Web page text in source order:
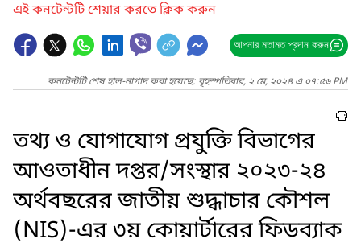
এই কনটেন্টটি শেয়ার করতে ক্লিক করুন
আপনার মতামত প্রদান করুন
কনটেন্টটি শেষ হাল-নাগাদ করা হয়েছে: বৃহস্পতিবার, ২ মে, ২০২৪ এ ০৭:৫৬ PM
তথ্য ও যোগাযোগ প্রযুক্তি বিভাগের
আওতাধীন দপ্তর/সংস্থার ২০২৩-২৪
অর্থবছরের জাতীয় শুদ্ধাচার কৌশল
(NIS)-এর ৩য় কোয়ার্টারের ফিডব্যাক